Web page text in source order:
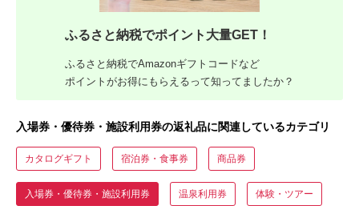
ふるさと納税でポイント大量GET！
ふるさと納税でAmazonギフトコードなど
ポイントがお得にもらえるって知ってましたか？
入場券・優待券・施設利用券の返礼品に関連しているカテゴリ
カタログギフト 宿泊券・食事券 商品券
入場券・優待券・施設利用券 温泉利用券 体験・ツアー